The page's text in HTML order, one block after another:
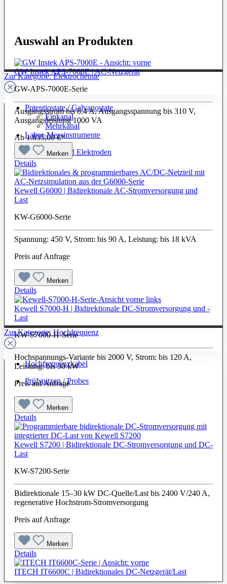
Zur Kategorie: Elektrochemie
Potentiostate / Galvanostate
Einkanal
Mehrkanal
Labor-Messinstrumente
Messzellen und Elektroden
Zur Kategorie: Hochfrequenz
Hochfrequenzkabel
Prüfspitzen / Probes
Auswahl an Produkten
GW Instek APS-7000E | AC-Netzgerät
GW-APS-7000E-Serie
Ausgangsstrom bis 8.4 A, Ausgangsspannung bis 310 V,
Ausgangsleistung 1000 VA
Ab1.835,00 €*
Merken
Details
Kewell G6000 | Bidirektionale AC-Stromversorgung und
Last
KW-G6000-Serie
Spannung: 450 V, Strom: bis 90 A, Leistung: bis 18 kVA
Preis auf Anfrage
Merken
Details
Kewell S7000-H | Bidirektionale DC-Stromversorgung und -
Last
KW-S7000-H-Serie
Hochspannungs-Variante bis 2000 V, Strom: bis 120 A,
Leistung: bis 30 kW
Preis auf Anfrage
Merken
Details
Kewell S7200 | Bidirektionale DC-Stromversorgung und DC-
Last
KW-S7200-Serie
Bidirektionale 15–30 kW DC-Quelle/Last bis 2400 V/240 A,
regenerative Hochstrom-Stromversorgung
Preis auf Anfrage
Merken
Details
ITECH IT6600C | Bidirektionales DC-Netzgerät/Last